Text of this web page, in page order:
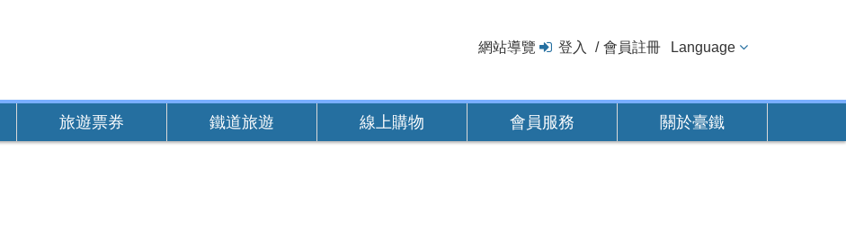
網站導覽 登入 會員註冊 Language
旅遊票券 鐵道旅遊 線上購物 會員服務 關於臺鐵